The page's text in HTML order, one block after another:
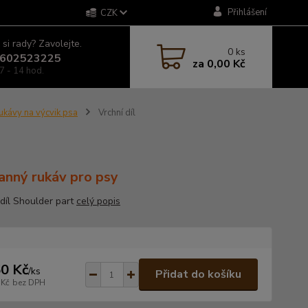
CZK Přihlášení
rady? Zavolejte.
- 14 hod.
0 ks
za 0,00 Kč
na výcvik psa Vrchní díl
rukáv pro psy
Shoulder part celý popis
Kč/ks
bez DPH
Přidat do košíku